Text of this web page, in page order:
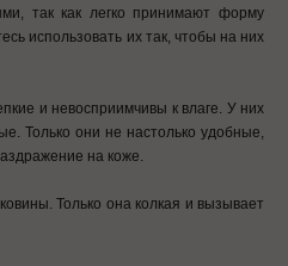
так как легко принимают форму
использовать их так, чтобы на них
и невосприимчивы к влаге. У них
Только они не настолько удобные,
на коже.
Только она колкая и вызывает